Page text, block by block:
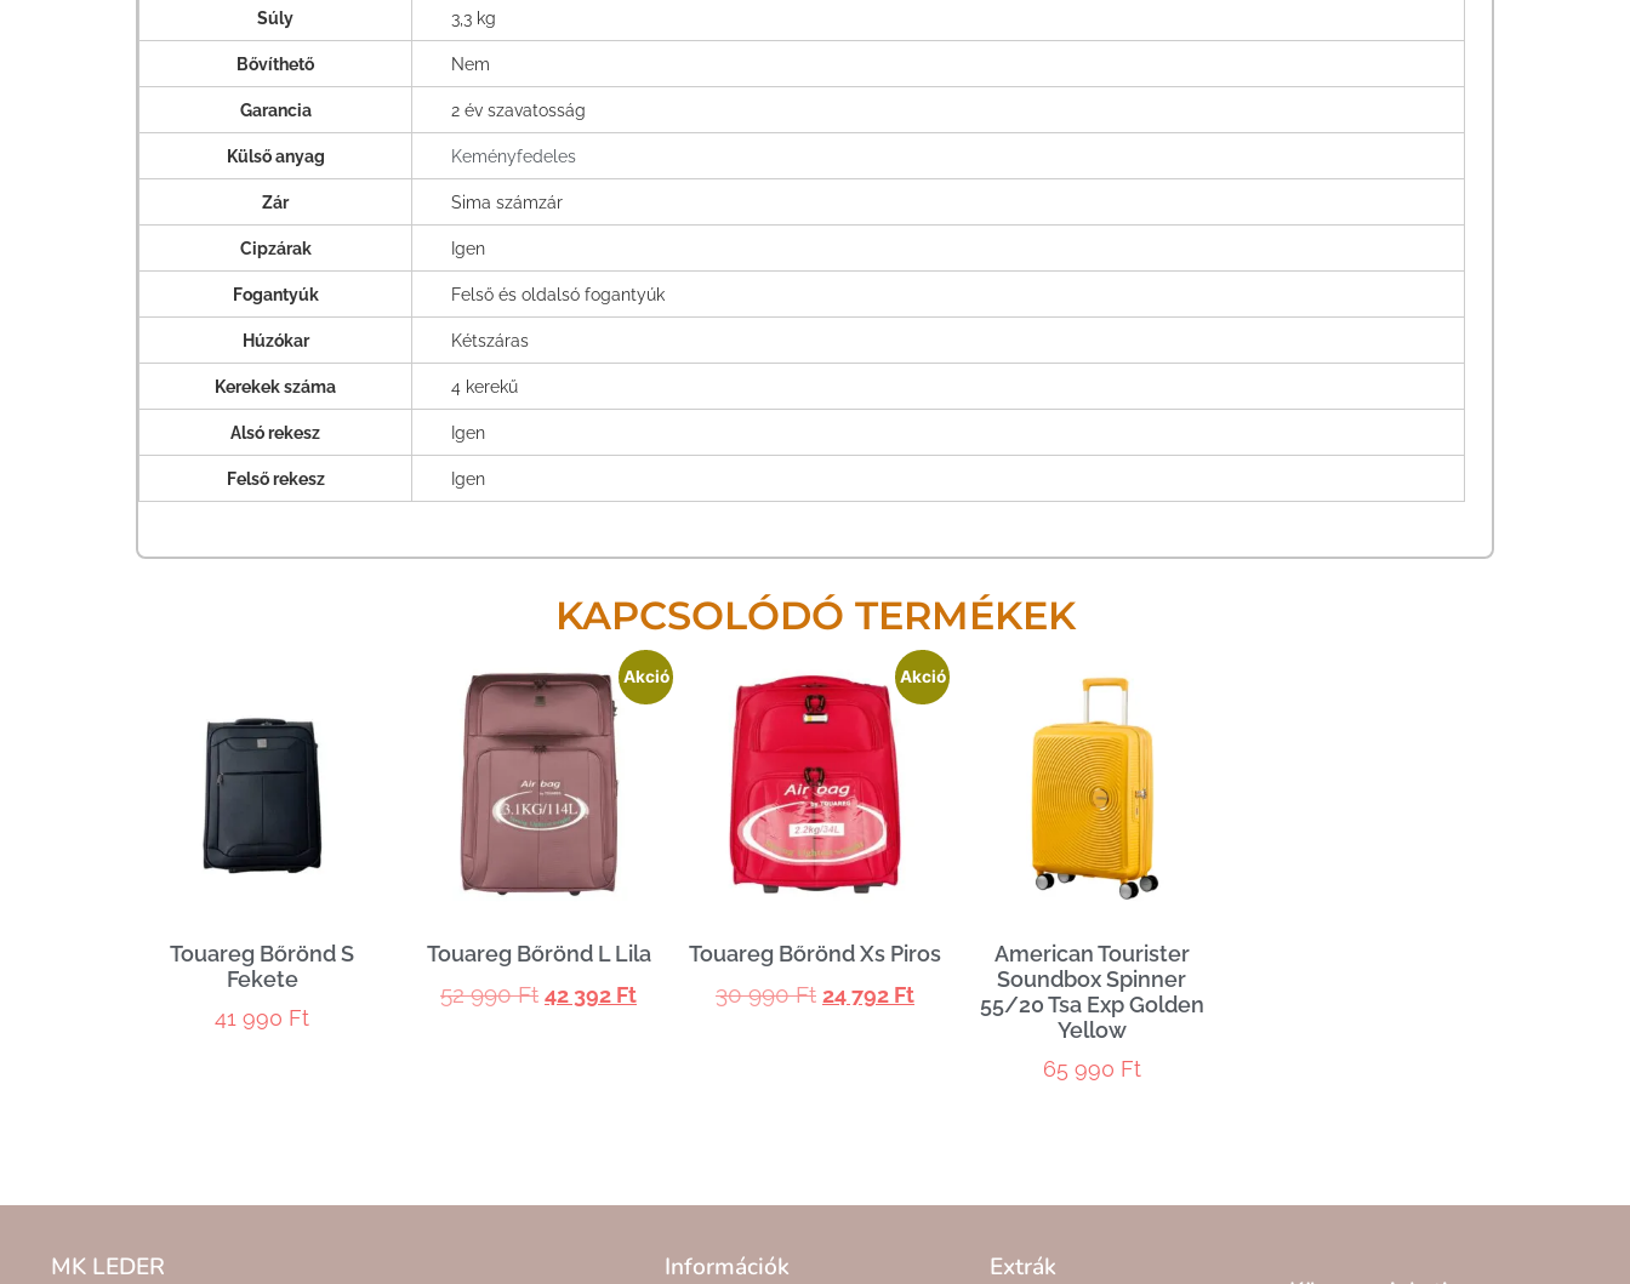
Súly 3,3 kg
Bővíthető Nem
Garancia 2 év szavatosság
Külső anyag Keményfedeles
Zár Sima számzár
Cipzárak Igen
Fogantyúk Felső és oldalsó fogantyúk
Húzókar Kétszáras
Kerekek száma 4 kerekű
Alsó rekesz Igen
Felső rekesz Igen
KAPCSOLÓDÓ TERMÉKEK
Touareg Bőrönd S
Fekete
41 990 Ft
Akció
Touareg Bőrönd L Lila
52 990Ft 42 392 Ft
Akció
Touareg Bőrönd Xs Piros
30 990Ft 24 792 Ft
American Tourister
Soundbox Spinner
55/20 Tsa Exp Golden
Yellow
65 990 Ft
MK LEDER Információk Extrák